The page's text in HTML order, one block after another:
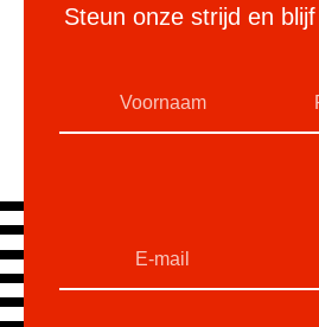
Steun onze strijd en